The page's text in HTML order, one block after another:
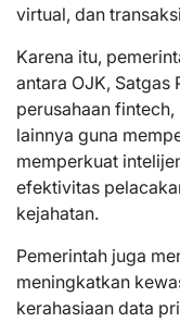
virtual, dan
Karena itu,
antara OJK, Satgas
perusahaan
lainnya guna
memperkuat
efektivitas
kejahatan.
Pemerintah juga
meningkatkan
kerahasiaan data